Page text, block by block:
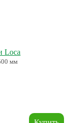
Loca
мм